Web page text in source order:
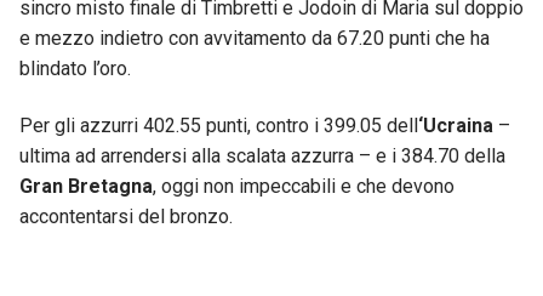
sincro misto finale di Timbretti e Jodoin di Maria sul doppio
e mezzo indietro con avvitamento da 67.20 punti che ha
blindato l’oro.
Per gli azzurri 402.55 punti, contro i 399.05 dell ‘Ucraina –
ultima ad arrendersi alla scalata azzurra – e i 384.70 della
Gran Bretagna, oggi non impeccabili e che devono
accontentarsi del bronzo.